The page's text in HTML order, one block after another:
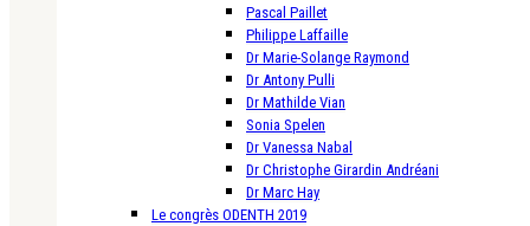
Pascal Paillet
Philippe Laffaille
Dr Marie-Solange Raymond
Dr Antony Pulli
Dr Mathilde Vian
Sonia Spelen
Dr Vanessa Nabal
Dr Christophe Girardin Andréani
Dr Marc Hay
Le congrès ODENTH 2019